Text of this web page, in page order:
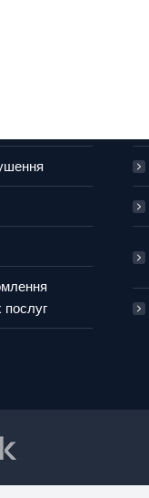
послуг